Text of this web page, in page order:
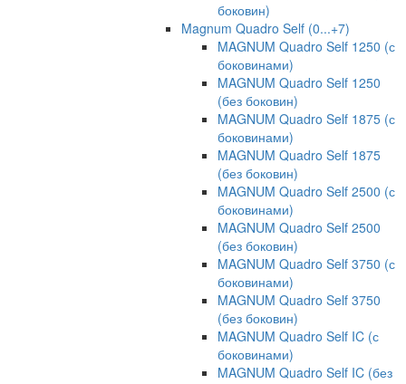
боковин)
Magnum Quadro Self (0...+7)
MAGNUM Quadro Self 1250 (с
боковинами)
MAGNUM Quadro Self 1250
(без боковин)
MAGNUM Quadro Self 1875 (с
боковинами)
MAGNUM Quadro Self 1875
(без боковин)
MAGNUM Quadro Self 2500 (с
боковинами)
MAGNUM Quadro Self 2500
(без боковин)
MAGNUM Quadro Self 3750 (с
боковинами)
MAGNUM Quadro Self 3750
(без боковин)
MAGNUM Quadro Self IC (с
боковинами)
MAGNUM Quadro Self IC (без